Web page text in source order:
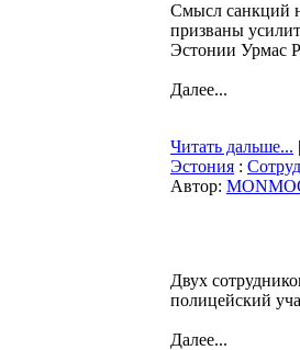
Смысл санкций
призваны
Эстонии Урмас
Далее...
Читать дальше...
Эстония :
Автор:
Двух
полицейский
Далее...